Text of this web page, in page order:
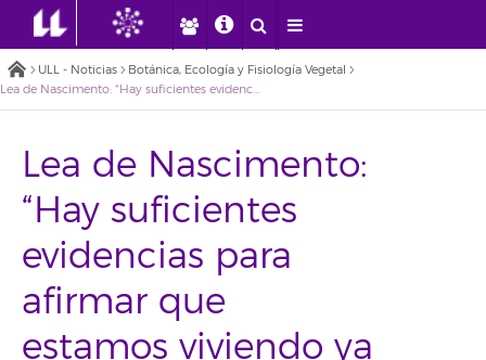
ULL - Noticias
Botánica, Ecología y Fisiología Vegetal
Lea de Nascimento: “Hay suficientes evidencias para afirmar que estamos viviendo ya la sexta extinción en masa”
Lea de Nascimento:
“Hay suficientes
evidencias para
afirmar que
estamos viviendo ya